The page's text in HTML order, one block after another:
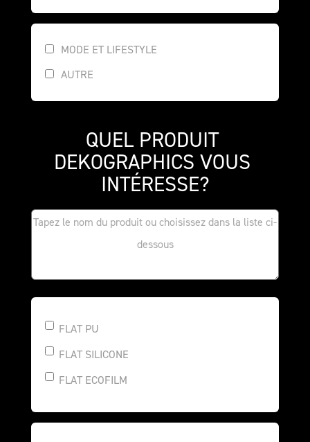
MODE ET LIFESTYLE
AUTRE
QUEL PRODUIT
DEKOGRAPHICS VOUS
INTÉRESSE?
FLAT PU
FLAT SILICONE
FLAT ECOFILM